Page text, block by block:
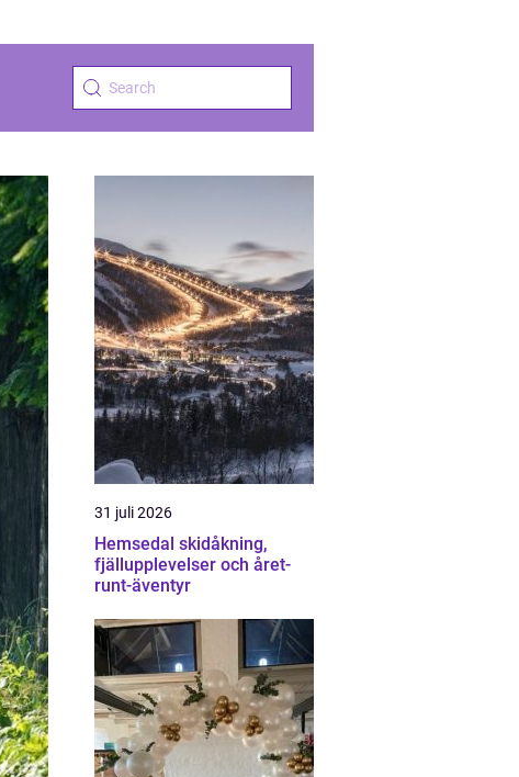
31 juli 2026
Hemsedal skidåkning,
fjällupplevelser och året-
runt-äventyr